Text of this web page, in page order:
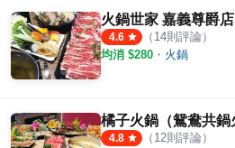
火鍋世家 嘉義尊爵店
4.6 （ 14則評論）
均消 $280 ・ 火鍋
4.8 （ 12則評論）